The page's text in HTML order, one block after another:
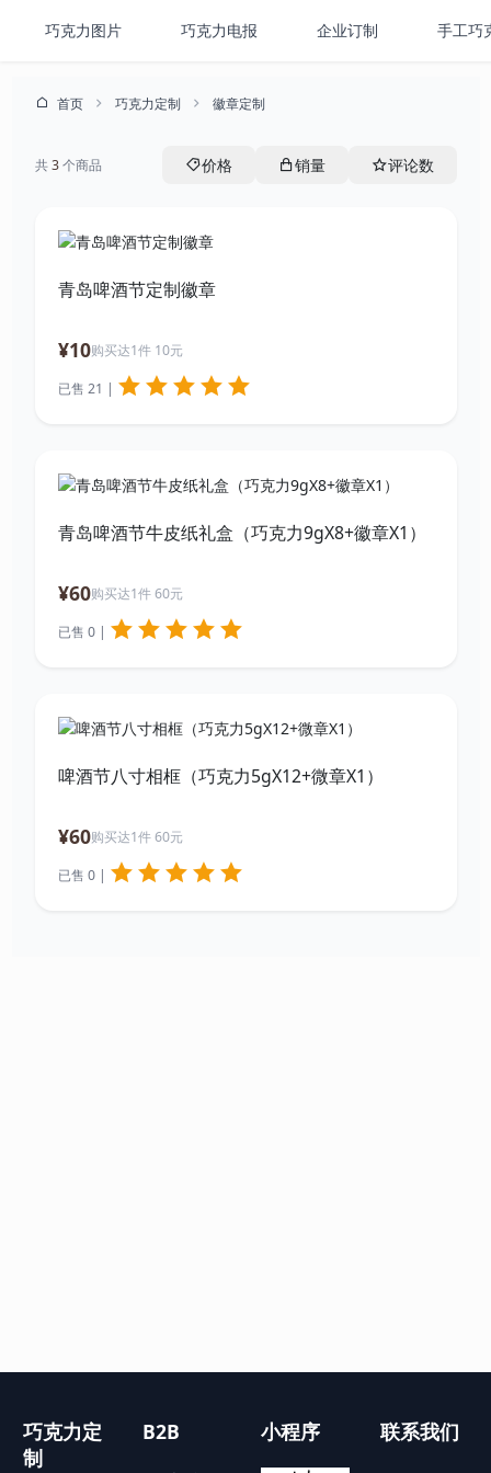
巧克力图片 巧克力电报 企业订制 手工巧
首页 巧克力定制 徽章定制
共3个商品 价格 销量 评论数
青岛啤酒节定制徽章
¥10购买达1件 10元
已售 21 |
青岛啤酒节牛皮纸礼盒（巧克力9gX8+徽章X1）
¥60购买达1件 60元
已售 0 |
啤酒节八寸相框（巧克力5gX12+微章X1）
¥60购买达1件 60元
已售 0 |
巧克力定
制
B2B 小程序 联系我们